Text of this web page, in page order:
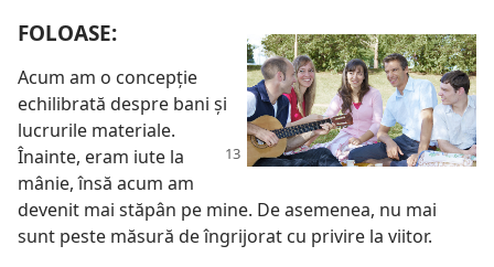
FOLOASE:
Acum am o concepţie
echilibrată despre bani şi
lucrurile materiale.
Înainte, eram iute la
mânie, însă acum am
devenit mai stăpân pe mine. De asemenea, nu mai
sunt peste măsură de îngrijorat cu privire la viitor.